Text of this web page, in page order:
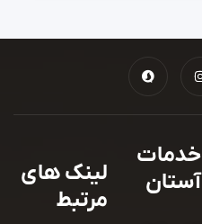
خدمات
آستان
لینک های
مرتبط